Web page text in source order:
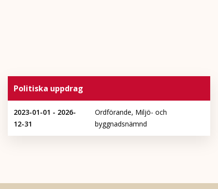
Politiska uppdrag
2023-01-01 - 2026-
12-31
Ordförande, Miljö- och
byggnadsnämnd